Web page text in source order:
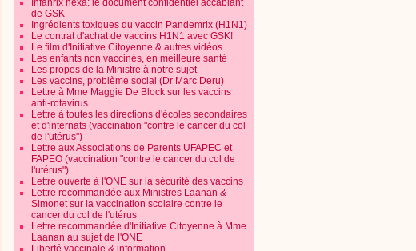
Infanrix hexa: le document confidentiel accablant
de GSK
Ingrédients toxiques du vaccin Pandemrix (H1N1)
Le contrat d'achat de vaccins H1N1 avec GSK!
Le film d'Initiative Citoyenne & autres vidéos
Les enfants non vaccinés, en meilleure santé
Les propos de la Ministre à notre sujet
Les vaccins, problème social (Dr Marc Deru)
Lettre à Mme Maggie De Block sur les vaccins
anti-rotavirus
Lettre à toutes les directions d'écoles secondaires
et d'internats (vaccination "contre le cancer du col
de l'utérus")
Lettre aux Associations de Parents UFAPEC et
FAPEO (vaccination "contre le cancer du col de
l'utérus")
Lettre ouverte à l'ONE sur la sécurité des vaccins
Lettre recommandée aux Ministres Laanan &
Simonet sur la vaccination scolaire contre le
cancer du col de l'utérus
Lettre recommandée d'Initiative Citoyenne à Mme
Laanan au sujet de l'ONE
Liberté vaccinale & information